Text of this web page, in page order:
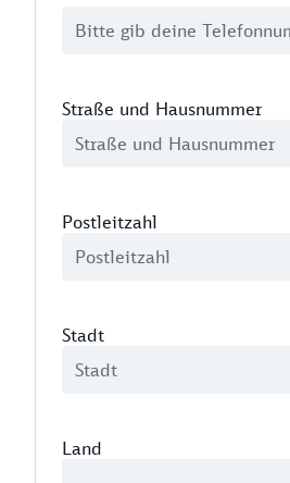
Straße und Hausnummer
Postleitzahl
Stadt
Land